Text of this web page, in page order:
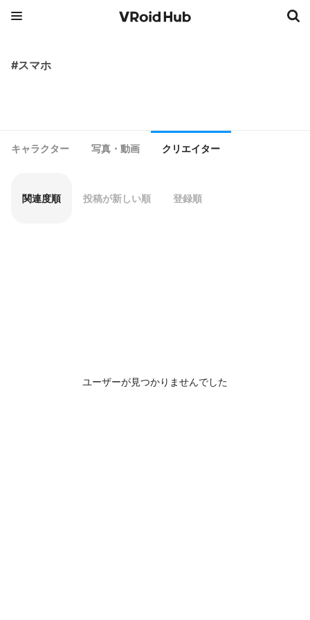
#スマホ
キャラクター 写真・動画 クリエイター
関連度順 投稿が新しい順 登録順
ユーザーが見つかりませんでした